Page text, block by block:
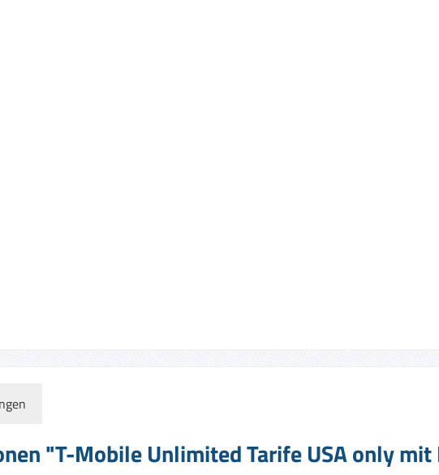
"T-Mobile Unlimited Tarife USA only